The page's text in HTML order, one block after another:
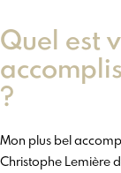
Quel est
?
Mon plus bel
Christophe Lemière